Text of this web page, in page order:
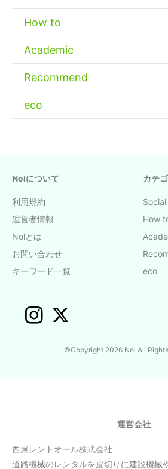
How to
Academic
Recommend
eco
Nolについて
利用規約
運営者情報
Nolとは
お問い合わせ
キーワード一覧
カテ
Social
How
eco
©Copyright 2026 Nol All
運営会社
西尾レントオール株式会社
道路機械のレンタルを皮切りに建設機械